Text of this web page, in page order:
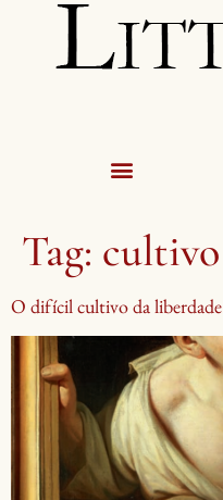
Tag: cultivo
O difícil cultivo da liberdade